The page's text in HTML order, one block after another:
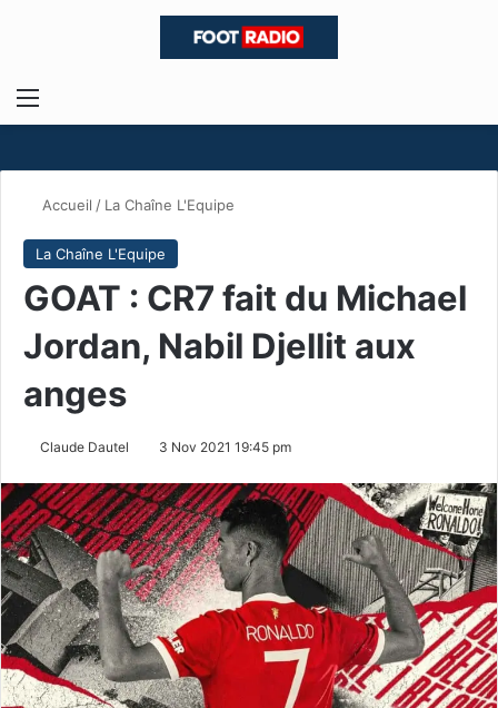
Menu
Accueil / La Chaîne L'Equipe
La Chaîne L'Equipe
GOAT : CR7 fait du Michael
Jordan, Nabil Djellit aux
anges
Claude Dautel 3 Nov 2021 19:45 pm